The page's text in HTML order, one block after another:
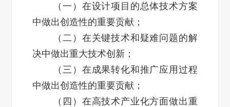
（一）在设计项目的总体技术方案
中做出创造性的重要贡献；
（二）在关键技术和疑难问题的解
决中做出重大技术创新；
（三）在成果转化和推广应用过程
中做出创造性的重要贡献；
（四）在高技术产业化方面做出重